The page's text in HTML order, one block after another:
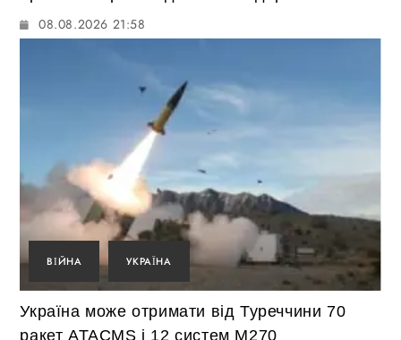
08.08.2026 21:58
ВІЙНА УКРАЇНА
Україна може отримати від Туреччини 70
ракет ATACMS і 12 систем M270